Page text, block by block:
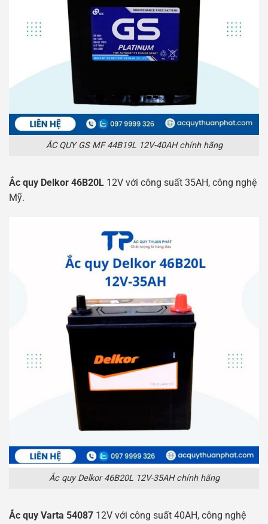
ẮC QUY GS MF 44B19L 12V-40AH chính hãng
Ắc quy Delkor 46B20L 12V với công suất 35AH, công nghệ
Mỹ.
Ắc quy Delkor 46B20L 12V-35AH chính hãng
Ắc quy Varta 54087 12V với công suất 40AH, công nghệ